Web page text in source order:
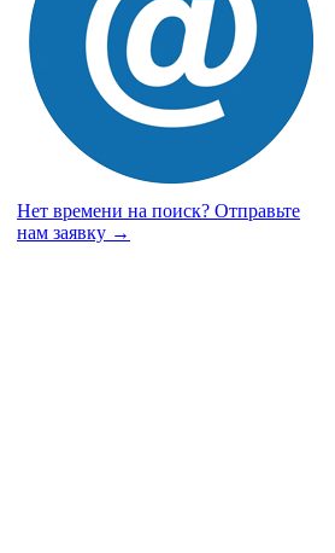
Нет времени на поиск? Отправьте
нам заявку →